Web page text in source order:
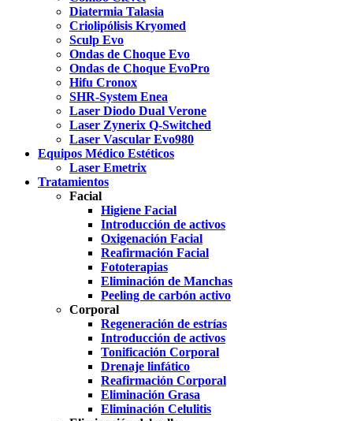
Diatermia Talasia
Criolipólisis Kryomed
Sculp Evo
Ondas de Choque Evo
Ondas de Choque EvoPro
Hifu Cronox
SHR-System Enea
Laser Diodo Dual Verone
Laser Zynerix Q-Switched
Laser Vascular Evo980
Equipos Médico Estéticos
Laser Emetrix
Tratamientos
Facial
Higiene Facial
Introducción de activos
Oxigenación Facial
Reafirmación Facial
Fototerapias
Eliminación de Manchas
Peeling de carbón activo
Corporal
Regeneración de estrías
Introducción de activos
Tonificación Corporal
Drenaje linfático
Reafirmación Corporal
Eliminación Grasa
Eliminación Celulitis